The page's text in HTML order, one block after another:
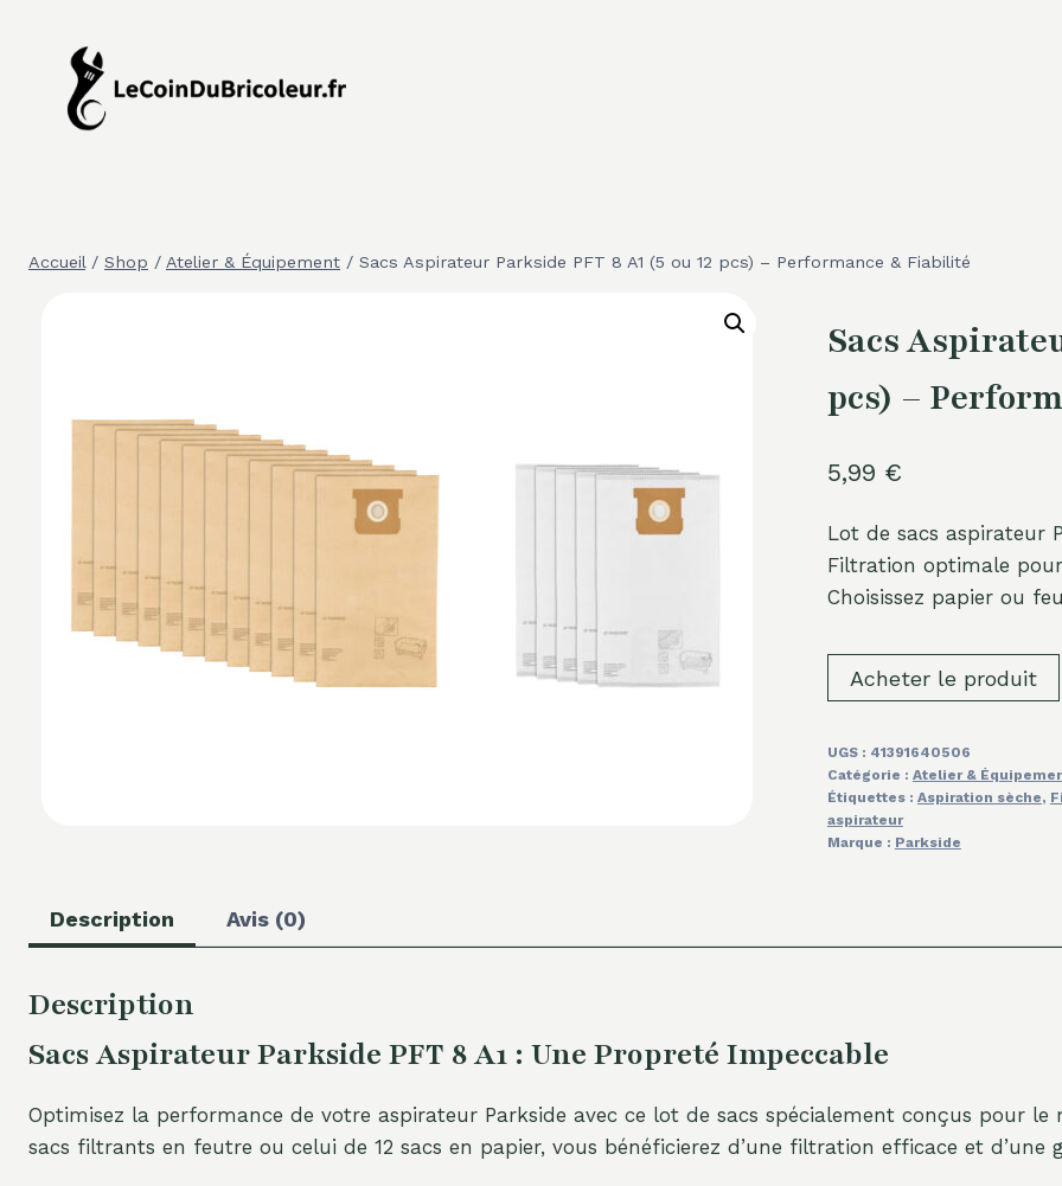
contenu
Accueil / Shop / Atelier & Équipement / Sacs Aspirateur Parkside PFT 8 A1 (5 ou 12 pcs) – Performance & Fiabilité
Sacs
pcs) –
5,99 €
Lot de sacs aspirateur
Filtration optimale pour
Choisissez papier ou
Acheter le produit
UGS : 41391640506
Catégorie : Atelier &
Étiquettes : Aspiration sèche,
aspirateur
Marque : Parkside
Description Avis (0)
Description
Sacs Aspirateur Parkside PFT 8 A1 : Une Propreté Impeccable
Optimisez la performance de votre aspirateur Parkside avec ce lot de sacs spécialement conçus pour le
sacs filtrants en feutre ou celui de 12 sacs en papier, vous bénéficierez d’une filtration efficace et d’une